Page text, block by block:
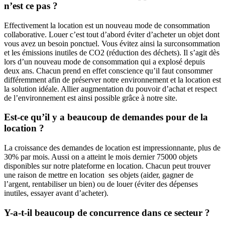
n’est ce pas ?
Effectivement la location est un nouveau mode de consommation
collaborative. Louer c’est tout d’abord éviter d’acheter un objet dont
vous avez un besoin ponctuel. Vous évitez ainsi la surconsommation
et les émissions inutiles de CO2 (réduction des déchets). Il s’agit dès
lors d’un nouveau mode de consommation qui a explosé depuis
deux ans. Chacun prend en effet conscience qu’il faut consommer
différemment afin de préserver notre environnement et la location est
la solution idéale. Allier augmentation du pouvoir d’achat et respect
de l’environnement est ainsi possible grâce à notre site.
Est-ce qu’il y a beaucoup de demandes pour de la
location ?
La croissance des demandes de location est impressionnante, plus de
30% par mois. Aussi on a atteint le mois dernier 75000 objets
disponibles sur notre plateforme en location. Chacun peut trouver
une raison de mettre en location ses objets (aider, gagner de
l’argent, rentabiliser un bien) ou de louer (éviter des dépenses
inutiles, essayer avant d’acheter).
Y-a-t-il beaucoup de concurrence dans ce secteur ?